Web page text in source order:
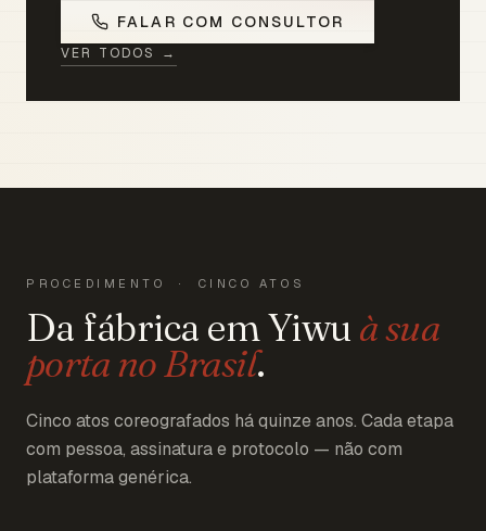
FALAR COM CONSULTOR
VER TODOS →
PROCEDIMENTO · CINCO ATOS
Da fábrica em Yiwu à sua
porta no Brasil.
Cinco atos coreografados há quinze anos. Cada etapa
com pessoa, assinatura e protocolo — não com
plataforma genérica.